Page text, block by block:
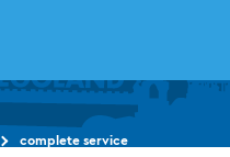
complete service